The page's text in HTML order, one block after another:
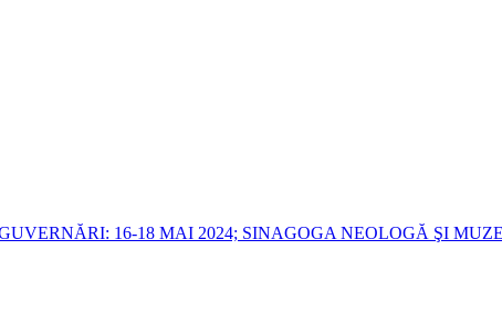
16-18 MAI 2024; SINAGOGA NEOLOGĂ ŞI